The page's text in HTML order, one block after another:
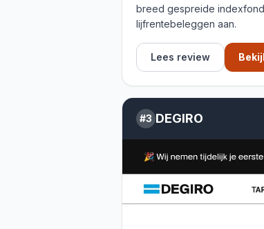
breed gespreide
lijfrentebeleggen aan.
Lees review
#3 DEGIRO